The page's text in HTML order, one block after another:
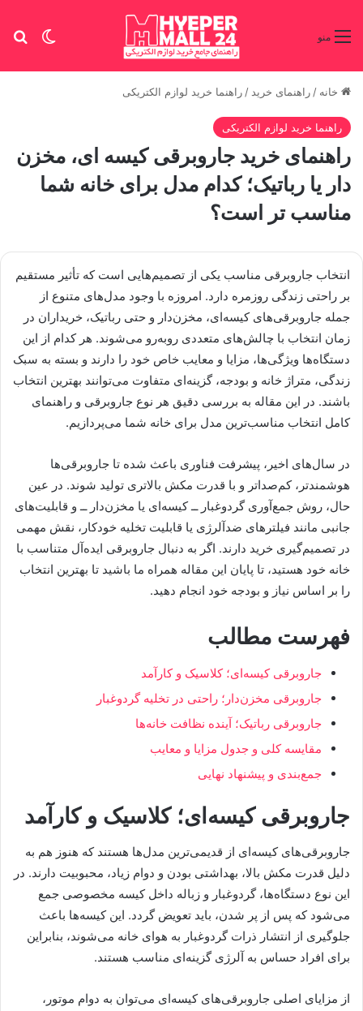
تغییر منو
خانه / راهنمای خرید / راهنما خرید لوازم الکتریکی
راهنما خرید لوازم الکتریکی
راهنمای خرید جاروبرقی کیسه ای، مخزن
دار یا رباتیک؛ کدام مدل برای خانه شما
مناسب تر است؟
انتخاب جاروبرقی مناسب یکی از تصمیم‌هایی است که تأثیر مستقیم
بر راحتی زندگی روزمره دارد. امروزه با وجود مدل‌های متنوع از
جمله جاروبرقی‌های کیسه‌ای، مخزن‌دار و حتی رباتیک، خریداران در
زمان انتخاب با چالش‌های متعددی روبه‌رو می‌شوند. هر کدام از این
دستگاه‌ها ویژگی‌ها، مزایا و معایب خاص خود را دارند و بسته به سبک
زندگی، متراژ خانه و بودجه، گزینه‌ای متفاوت می‌توانند بهترین انتخاب
باشند. در این مقاله به بررسی دقیق هر نوع جاروبرقی و راهنمای
کامل انتخاب مناسب‌ترین مدل برای خانه شما می‌پردازیم.
در سال‌های اخیر، پیشرفت فناوری باعث شده تا جاروبرقی‌ها
هوشمندتر، کم‌صدا‌تر و با قدرت مکش بالاتری تولید شوند. در عین
حال، روش جمع‌آوری گردوغبار ــ کیسه‌ای یا مخزن‌دار ــ و قابلیت‌های
جانبی مانند فیلترهای ضدآلرژی یا قابلیت تخلیه خودکار، نقش مهمی
در تصمیم‌گیری خرید دارند. اگر به دنبال جاروبرقی ایده‌آل متناسب با
خانه خود هستید، تا پایان این مقاله همراه ما باشید تا بهترین انتخاب
را بر اساس نیاز و بودجه خود انجام دهید.
فهرست مطالب
جاروبرقی کیسه‌ای؛ کلاسیک و کارآمد
جاروبرقی مخزن‌دار؛ راحتی در تخلیه گردوغبار
جاروبرقی رباتیک؛ آینده نظافت خانه‌ها
مقایسه کلی و جدول مزایا و معایب
جمع‌بندی و پیشنهاد نهایی
جاروبرقی کیسه‌ای؛ کلاسیک و کارآمد
جاروبرقی‌های کیسه‌ای از قدیمی‌ترین مدل‌ها هستند که هنوز هم به
دلیل قدرت مکش بالا، بهداشتی بودن و دوام زیاد، محبوبیت دارند. در
این نوع دستگاه‌ها، گردوغبار و زباله داخل کیسه مخصوصی جمع
می‌شود که پس از پر شدن، باید تعویض گردد. این کیسه‌ها باعث
جلوگیری از انتشار ذرات گردوغبار به هوای خانه می‌شوند، بنابراین
برای افراد حساس به آلرژی گزینه‌ای مناسب هستند.
از مزایای اصلی جاروبرقی‌های کیسه‌ای می‌توان به دوام موتور،